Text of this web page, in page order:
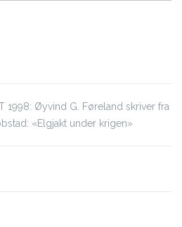
1998: Øyvind G. Føreland skriver fra
«Elgjakt under krigen»